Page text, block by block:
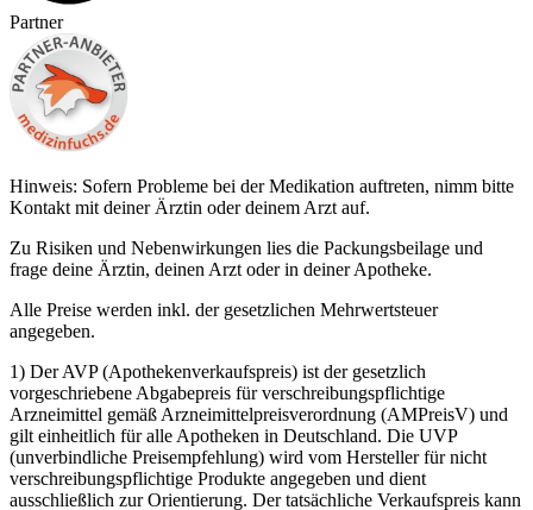
Partner
Hinweis: Sofern Probleme bei der Medikation auftreten, nimm bitte
Kontakt mit deiner Ärztin oder deinem Arzt auf.
Zu Risiken und Nebenwirkungen lies die Packungsbeilage und
frage deine Ärztin, deinen Arzt oder in deiner Apotheke.
Alle Preise werden inkl. der gesetzlichen Mehrwertsteuer
angegeben.
1) Der AVP (Apothekenverkaufspreis) ist der gesetzlich
vorgeschriebene Abgabepreis für verschreibungspflichtige
Arzneimittel gemäß Arzneimittelpreisverordnung (AMPreisV) und
gilt einheitlich für alle Apotheken in Deutschland. Die UVP
(unverbindliche Preisempfehlung) wird vom Hersteller für nicht
verschreibungspflichtige Produkte angegeben und dient
ausschließlich zur Orientierung. Der tatsächliche Verkaufspreis kann